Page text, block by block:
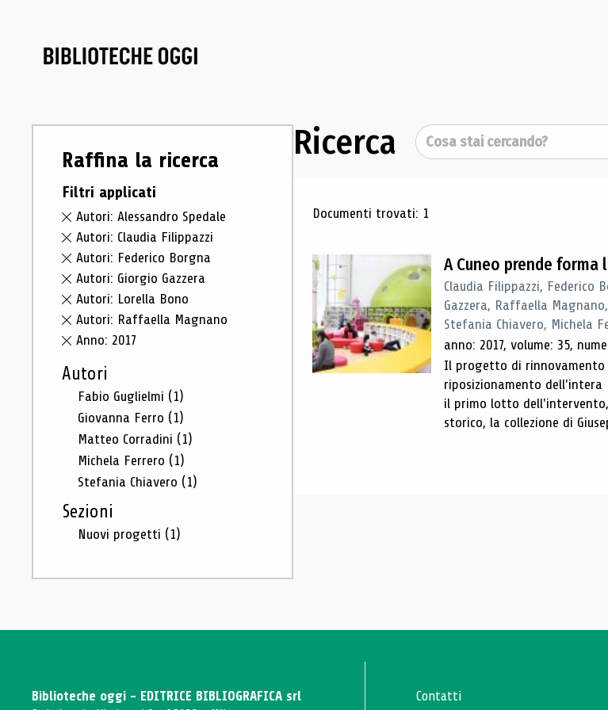
Raffina la ricerca
Filtri applicati
Autori: Alessandro Spedale
Autori: Claudia Filippazzi
Autori: Federico Borgna
Autori: Giorgio Gazzera
Autori: Lorella Bono
Autori: Raffaella Magnano
Anno: 2017
Autori
Fabio Guglielmi (1)
Giovanna Ferro (1)
Matteo Corradini (1)
Michela Ferrero (1)
Stefania Chiavero (1)
Sezioni
Nuovi progetti (1)
Ricerca Cerca
Risultati di ricerca
Documenti trovati: 1
A Cuneo prende
Claudia Filippazzi, Federico
Gazzera, Raffaella
Stefania Chiavero, Michela
anno: 2017, volume: 35,
Il progetto di rinnovamento
riposizionamento
il primo lotto
storico, la collezione di
Biblioteche oggi - EDITRICE BIBLIOGRAFICA srl
Contatti